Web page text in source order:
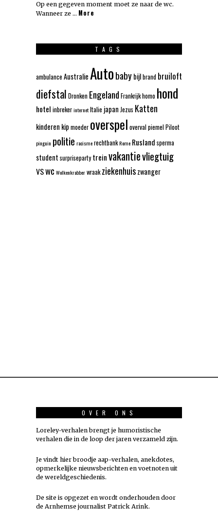
Op een gegeven moment moet ze naar de wc.
Wanneer ze … More
TAGS
ambulance AustralieAutobabybijlbrand bruiloft
diefstal Dronken Engeland Frankrijkhomo hond
hotel inbrekerinternetItalie japan Jezus Katten
kinderen kip moeder overspel overvalpiemelPiloot
pinguin politie racismerechtbankRome Rusland sperma
student surpriseparty treinvakantievliegtuig
VSwc Wolkenkrabberwraak ziekenhuiszwanger
OVER ONS
Loreley-verhalen brengt je humoristische
verhalen die in de loop der jaren verzameld zijn.
Je vindt hier broodje aap-verhalen, anekdotes,
opmerkelijke nieuwsberichten en voetnoten uit
de wereldgeschiedenis.
De site is opgezet en wordt onderhouden door
de Arnhemse journalist Patrick Arink.